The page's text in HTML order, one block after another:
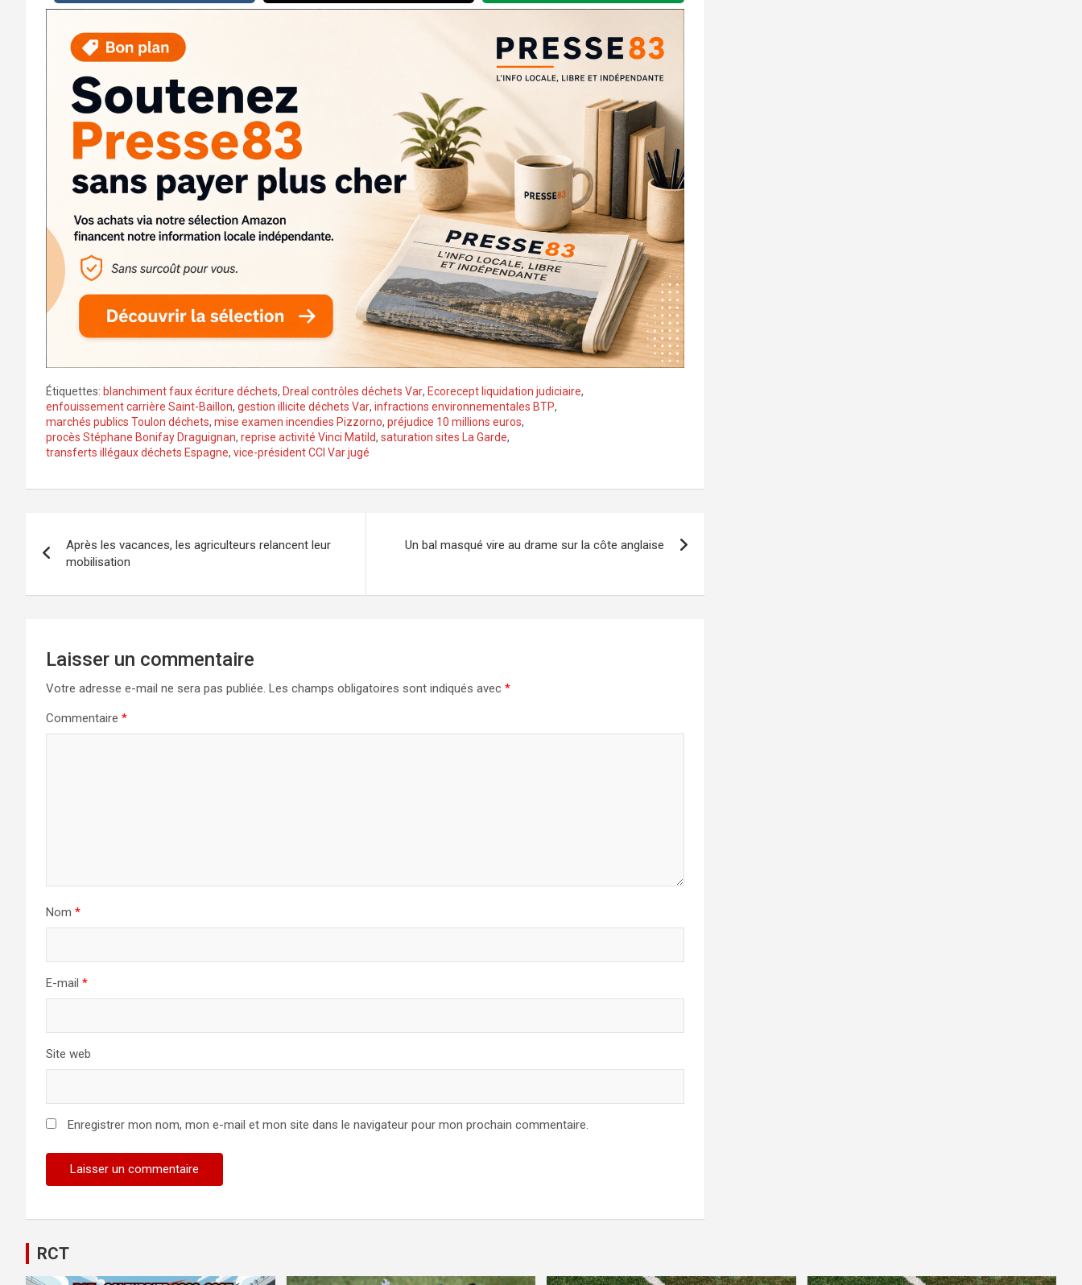
Étiquettes: blanchiment faux écriture déchets, Dreal contrôles déchets Var, Ecorecept liquidation judiciaire,
enfouissement carrière Saint-Baillon, gestion illicite déchets Var, infractions environnementales BTP,
marchés publics Toulon déchets, mise examen incendies Pizzorno, préjudice 10 millions euros,
procès Stéphane Bonifay Draguignan, reprise activité Vinci Matild, saturation sites La Garde,
transferts illégaux déchets Espagne, vice-président CCI Var jugé
de
l’article
Après les vacances, les agriculteurs relancent leur
mobilisation
Un bal masqué vire au drame sur la côte anglaise
Laisser un commentaire
Votre adresse e-mail ne sera pas publiée. Les champs obligatoires sont indiqués avec *
Commentaire *
Nom *
E-mail *
Site web
Enregistrer mon nom, mon e-mail et mon site dans le navigateur pour mon prochain commentaire.
RCT